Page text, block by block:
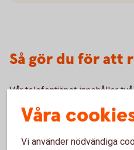
Så gör du för att
Vår telefontjänst innehåller två
självbetjäningstjänst där du
upplästa genom knappval
Våra
Vi använder nödvändiga